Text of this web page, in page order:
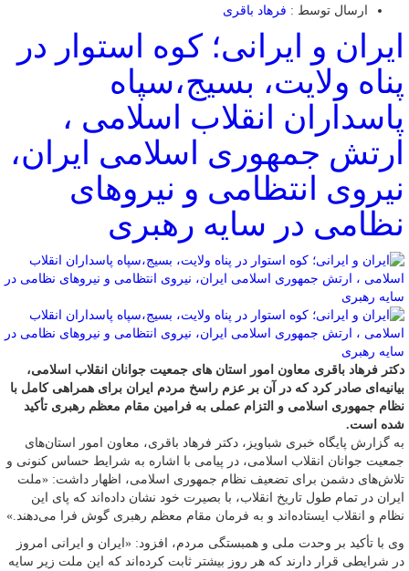
ارسال توسط : فرهاد باقری
ایران و ایرانی؛ کوه استوار در
پناه ولایت، بسیج،سپاه
پاسداران انقلاب اسلامی ،
ارتش جمهوری اسلامی ایران،
نیروی انتظامی و نیروهای
نظامی در سایه رهبری
دکتر فرهاد باقری معاون امور استان های جمعیت جوانان انقلاب اسلامی،
بیانیه‌ای صادر کرد که در آن بر عزم راسخ مردم ایران برای همراهی کامل با
نظام جمهوری اسلامی و التزام عملی به فرامین مقام معظم رهبری تأکید
شده است.
به گزارش پایگاه خبری شباویز، دکتر فرهاد باقری، معاون امور استان‌های
جمعیت جوانان انقلاب اسلامی، در پیامی با اشاره به شرایط حساس کنونی و
تلاش‌های دشمن برای تضعیف نظام جمهوری اسلامی، اظهار داشت: «ملت
ایران در تمام طول تاریخ انقلاب، با بصیرت خود نشان داده‌اند که پای این
نظام و انقلاب ایستاده‌اند و به فرمان مقام معظم رهبری گوش فرا می‌دهند.»
وی با تأکید بر وحدت ملی و همبستگی مردم، افزود: «ایران و ایرانی امروز
در شرایطی قرار دارند که هر روز بیشتر ثابت کرده‌اند که این ملت زیر سایه